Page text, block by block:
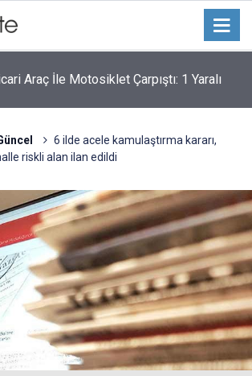
Araç İle Motosiklet Çarpıştı: 1 Yaralı
6 ilde acele kamulaştırma kararı,
riskli alan ilan edildi